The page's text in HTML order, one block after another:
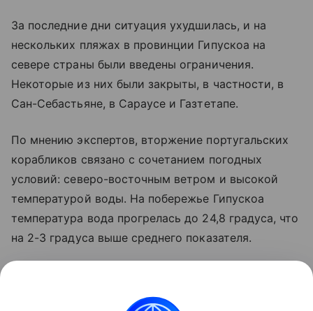
За последние дни ситуация ухудшилась, и на
нескольких пляжах в провинции Гипускоа на
севере страны были введены ограничения.
Некоторые из них были закрыты, в частности, в
Сан-Себастьяне, в Сараусе и Газтетапе.
По мнению экспертов, вторжение португальских
корабликов связано с сочетанием погодных
условий: северо-восточным ветром и высокой
температурой воды. На побережье Гипускоа
температура вода прогрелась до 24,8 градуса, что
на 2-3 градуса выше среднего показателя.
этой неделе после появления многочисленных